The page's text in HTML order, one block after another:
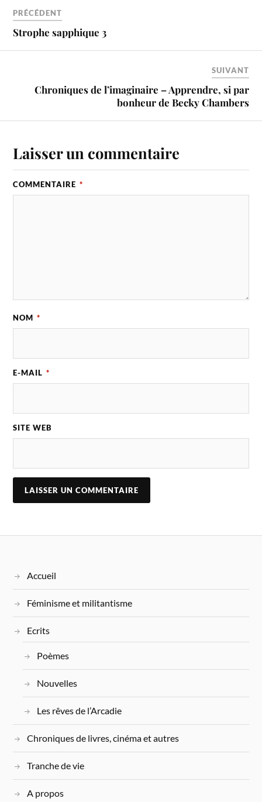
PRÉCÉDENT
Strophe sapphique 3
SUIVANT
Chroniques de l’imaginaire – Apprendre, si par
bonheur de Becky Chambers
Laisser un commentaire
COMMENTAIRE *
NOM *
E-MAIL *
SITE WEB
Accueil
Féminisme et militantisme
Ecrits
Poèmes
Nouvelles
Les rêves de l’Arcadie
Chroniques de livres, cinéma et autres
Tranche de vie
A propos